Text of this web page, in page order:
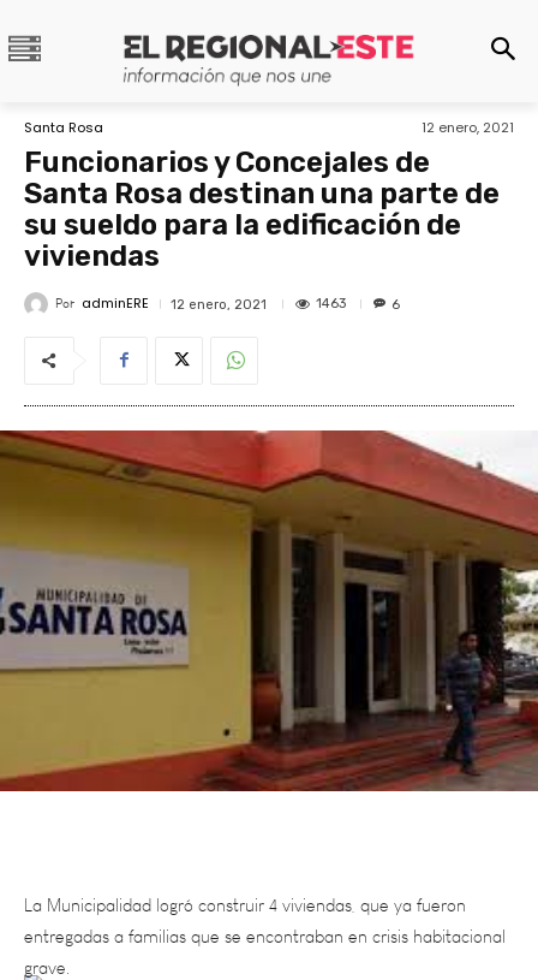
Santa Rosa 12 enero, 2021
Funcionarios y Concejales de
Santa Rosa destinan una parte de
su sueldo para la edificación de
viviendas
Por adminERE 12 enero, 2021 1463 6
entregadas a familias que se encontraban en crisis habitacional
grave.